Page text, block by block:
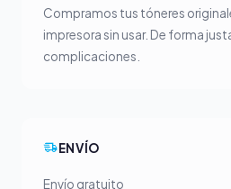
Compramos tus tóneres
impresora sin usar. De forma
complicaciones.
ENVÍO
Envío gratuito